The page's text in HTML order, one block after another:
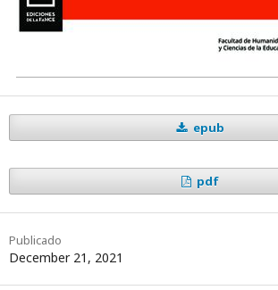
epub
pdf
Publicado
December 21, 2021